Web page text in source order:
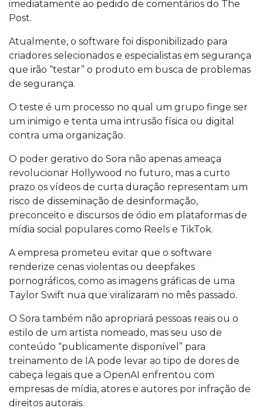
imediatamente ao pedido de comentários do The
Post.
Atualmente, o software foi disponibilizado para
criadores selecionados e especialistas em segurança
que irão “testar” o produto em busca de problemas
de segurança.
O teste é um processo no qual um grupo finge ser
um inimigo e tenta uma intrusão física ou digital
contra uma organização.
O poder gerativo do Sora não apenas ameaça
revolucionar Hollywood no futuro, mas a curto
prazo os vídeos de curta duração representam um
risco de disseminação de desinformação,
preconceito e discursos de ódio em plataformas de
mídia social populares como Reels e TikTok.
A empresa prometeu evitar que o software
renderize cenas violentas ou deepfakes
pornográficos, como as imagens gráficas de uma
Taylor Swift nua que viralizaram no mês passado.
O Sora também não apropriará pessoas reais ou o
estilo de um artista nomeado, mas seu uso de
conteúdo “publicamente disponível” para
treinamento de IA pode levar ao tipo de dores de
cabeça legais que a OpenAI enfrentou com
empresas de mídia, atores e autores por infração de
direitos autorais.